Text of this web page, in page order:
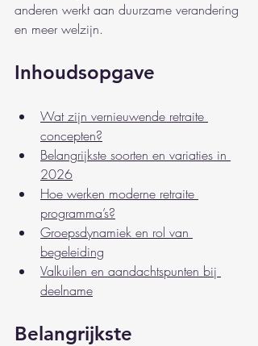
anderen werkt aan duurzame verandering
en meer welzijn.
Inhoudsopgave
Wat zijn vernieuwende retraite
concepten?
Belangrijkste soorten en variaties in
2026
Hoe werken moderne retraite
programma’s?
Groepsdynamiek en rol van
begeleiding
Valkuilen en aandachtspunten bij
deelname
Belangrijkste